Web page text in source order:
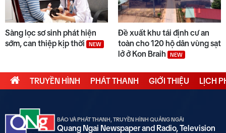
Sàng lọc sơ sinh phát hiện
sớm, can thiệp kịp thời
NEW
Đề xuất khu tái định cư an
toàn cho 120 hộ dân vùng sạt
lở ở Kon Braih
NEW
TRUYỀN HÌNH PHÁT THANH GIỚI THIỆU LỊCH
BÁO VÀ PHÁT THANH, TRUYỀN HÌNH QUẢNG NGÃI
Quang Ngai Newspaper and Radio, Television